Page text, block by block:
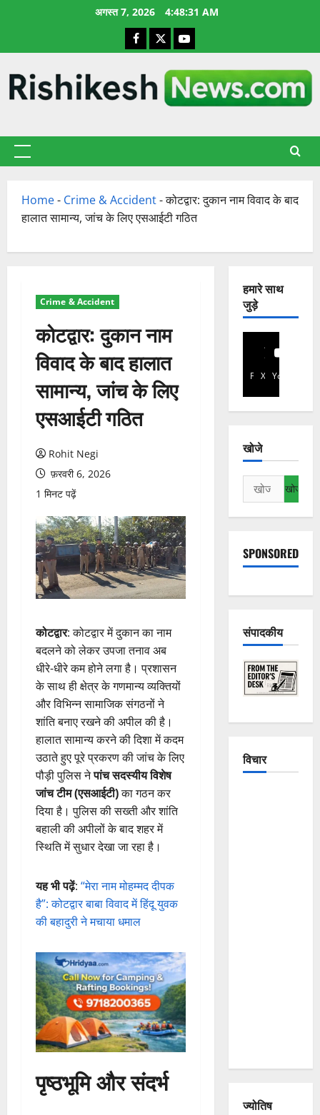
अगस्त 7, 2026 4:48:32 AM
Facebook
X YouTube
प्राथमिक
Home- Crime & Accident-कोटद्वार: दुकान नाम विवाद के बाद
हालात सामान्य, जांच के लिए एसआईटी गठित
Crime & Accident
कोटद्वार: दुकान नाम
विवाद के बाद हालात
सामान्य, जांच के लिए
एसआईटी गठित
Rohit Negi
फ़रवरी 6, 2026
1 मिनट पढ़ें
कोटद्वार: कोटद्वार में दुकान का नाम
बदलने को लेकर उपजा तनाव अब
धीरे-धीरे कम होने लगा है। प्रशासन
के साथ ही क्षेत्र के गणमान्य व्यक्तियों
और विभिन्न सामाजिक संगठनों ने
शांति बनाए रखने की अपील की है।
हालात सामान्य करने की दिशा में कदम
उठाते हुए पूरे प्रकरण की जांच के लिए
पौड़ी पुलिस नेपांच सदस्यीय विशेष
जांच टीम (एसआईटी)का गठन कर
दिया है। पुलिस की सख्ती और शांति
बहाली की अपीलों के बाद शहर में
स्थिति में सुधार देखा जा रहा है।
यह भी पढ़ें: “मेरा नाम मोहम्मद दीपक
है”: कोटद्वार बाबा विवाद में हिंदू युवक
की बहादुरी ने मचाया धमाल
पृष्ठभूमि और संदर्भ
हमारे साथ
जुड़े
Facebook
X YouTube
खोजे
निम्न
को
खोजें:
SPONSORED
संपादकीय
विचार
ज्योतिष